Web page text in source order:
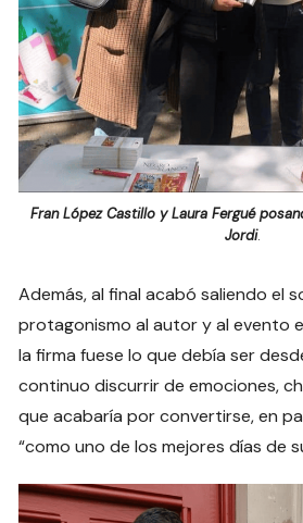
Fran López Castillo y Laura Fergué
Jordi.
Además, al final acabó saliendo el
protagonismo al autor y al evento
la firma fuese lo que debía ser
continuo discurrir de emociones,
que acabaría por convertirse, en
“como uno de los mejores días de